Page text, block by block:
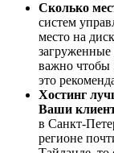
Сколько
систем
место на
загруженные
важно чтобы
это
Хостинг
Ваши
в Санкт-
регионе